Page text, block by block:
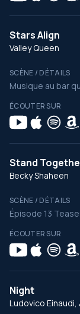
Stars Align
Valley Queen
SCÈNE / DÉTAILS
Musique au bar
ÉCOUTER SUR
Stand
Becky Shaheen
SCÈNE / DÉTAILS
Épisode 13
ÉCOUTER SUR
Night
Ludovico